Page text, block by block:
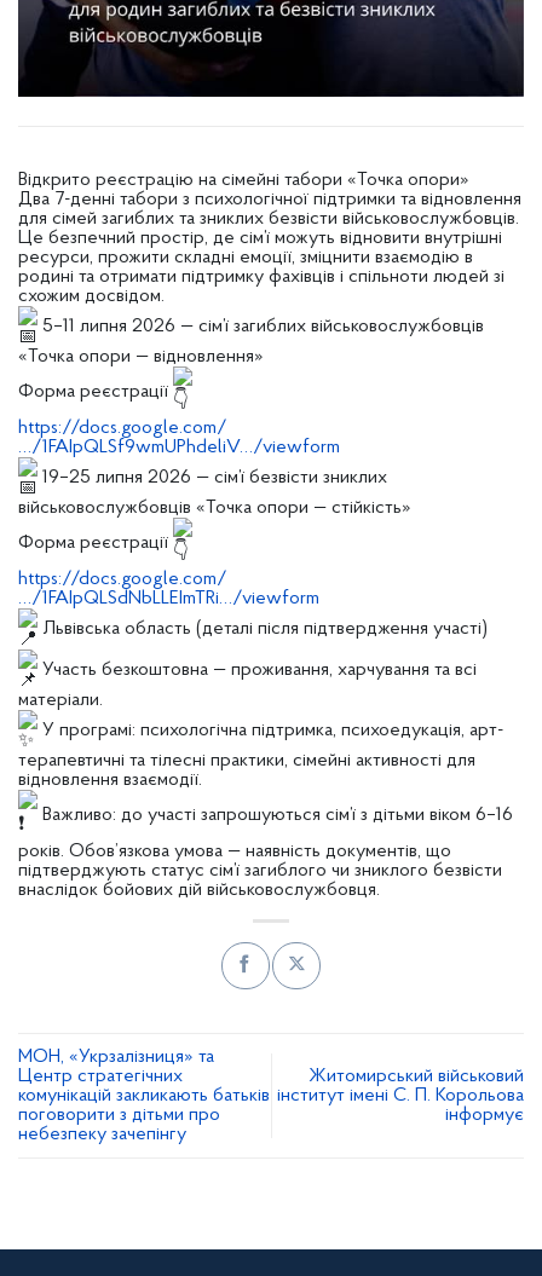
Відкрито реєстрацію на сімейні табори «Точка опори»
Два 7-денні табори з психологічної підтримки та відновлення
для сімей загиблих та зниклих безвісти військовослужбовців.
Це безпечний простір, де сім’ї можуть відновити внутрішні
ресурси, прожити складні емоції, зміцнити взаємодію в
родині та отримати підтримку фахівців і спільноти людей зі
схожим досвідом.
5–11 липня 2026 — сім’ї загиблих військовослужбовців
«Точка опори — відновлення»
Форма реєстрації
https://docs.google.com/
…/1FAIpQLSf9wmUPhdeliV…/viewform
19–25 липня 2026 — сім’ї безвісти зниклих
військовослужбовців «Точка опори — стійкість»
Форма реєстрації
https://docs.google.com/
…/1FAIpQLSdNbLLEImTRi…/viewform
Львівська область (деталі після підтвердження участі)
Участь безкоштовна — проживання, харчування та всі
матеріали.
У програмі: психологічна підтримка, психоедукація, арт-
терапевтичні та тілесні практики, сімейні активності для
відновлення взаємодії.
Важливо: до участі запрошуються сім’ї з дітьми віком 6–16
років. Обов’язкова умова — наявність документів, що
підтверджують статус сім’ї загиблого чи зниклого безвісти
внаслідок бойових дій військовослужбовця.
МОН, «Укрзалізниця» та
Центр стратегічних
комунікацій закликають батьків
поговорити з дітьми про
небезпеку зачепінгу
Житомирський військовий
інститут імені С. П. Корольова
інформує